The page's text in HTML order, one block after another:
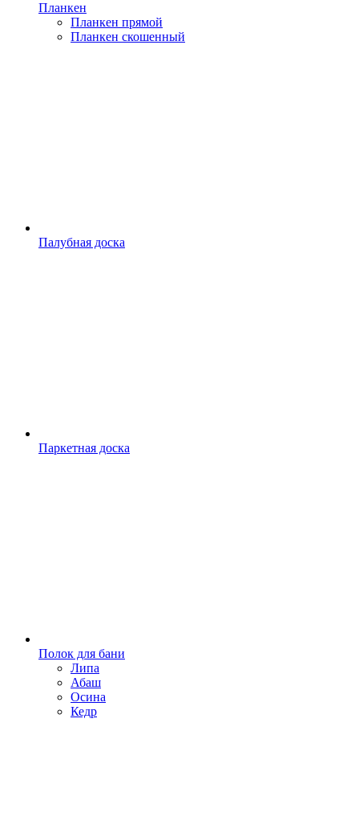
Планкен
Планкен прямой
Планкен скошенный
Палубная доска
Паркетная доска
Полок для бани
Липа
Абаш
Осина
Кедр